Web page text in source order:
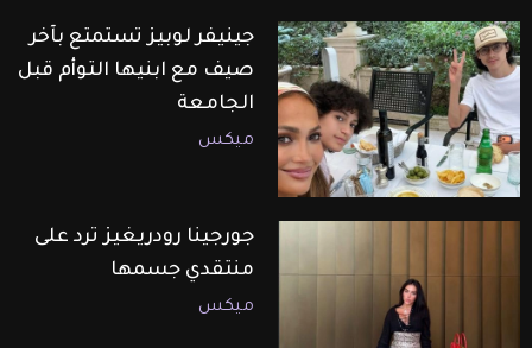
جينيفر لوبيز تستمتع بآخر
صيف مع ابنيها التوأم قبل
الجامعة
ميكس
جورجينا رودريغيز ترد على
منتقدي جسمها
ميكس